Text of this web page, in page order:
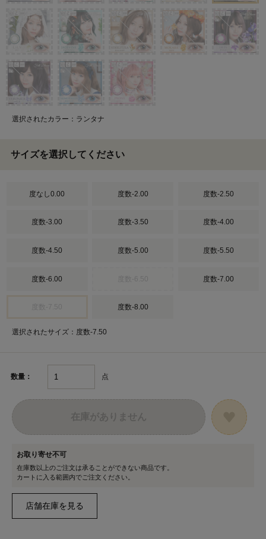
選択されたカラー：ランタナ
サイズを選択してください
度なし0.00 度数-2.00 度数-2.50
度数-3.00 度数-3.50 度数-4.00
度数-4.50 度数-5.00 度数-5.50
度数-6.00 度数-7.00
度数-8.00
選択されたサイズ：度数-7.50
数量： 点
お取り寄せ不可
在庫数以上のご注文は承ることができない商品です。
カートに入る範囲内でご注文ください。